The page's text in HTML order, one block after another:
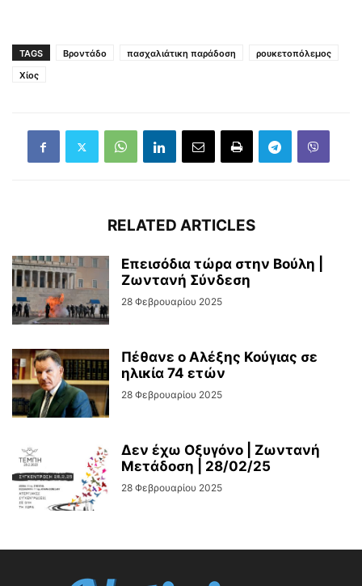
TAGS Βροντάδο πασχαλιάτικη παράδοση
ρουκετοπόλεμος
Χίος
RELATED ARTICLES
Επεισόδια τώρα στην Βούλη |
Ζωντανή Σύνδεση
28 Φεβρουαρίου 2025
Πέθανε ο Αλέξης Κούγιας σε
ηλικία 74 ετών
28 Φεβρουαρίου 2025
Δεν έχω Οξυγόνο | Ζωντανή
Μετάδοση | 28/02/25
28 Φεβρουαρίου 2025